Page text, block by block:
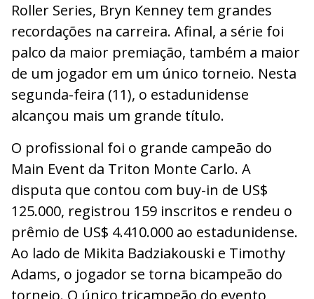
Roller Series, Bryn Kenney tem grandes
recordações na carreira. Afinal, a série foi
palco da maior premiação, também a maior
de um jogador em um único torneio. Nesta
segunda-feira (11), o estadunidense
alcançou mais um grande título.
O profissional foi o grande campeão do
Main Event da Triton Monte Carlo. A
disputa que contou com buy-in de US$
125.000, registrou 159 inscritos e rendeu o
prêmio de US$ 4.410.000 ao estadunidense.
Ao lado de Mikita Badziakouski e Timothy
Adams, o jogador se torna bicampeão do